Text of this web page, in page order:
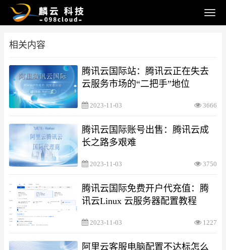
相关内容
腾讯云国际站：腾讯云正在失去
云服务市场的“二把手”地位
2023-11-03 3666
腾讯云国际账号出售：腾讯云成
长之路多艰难
2023-11-03 3750
腾讯云国际免费开户代充值：腾
讯云Linux 云服务器配置教程
2023-11-03 1227
阿里云客服电脑配置不达标怎么